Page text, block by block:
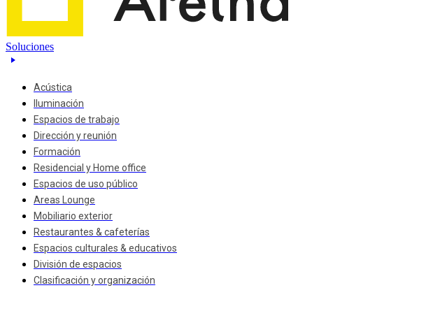
Soluciones
Acústica
Iluminación
Espacios de trabajo
Dirección y reunión
Formación
Residencial y Home office
Espacios de uso público
Areas Lounge
Mobiliario exterior
Restaurantes & cafeterías
Espacios culturales & educativos
División de espacios
Clasificación y organización